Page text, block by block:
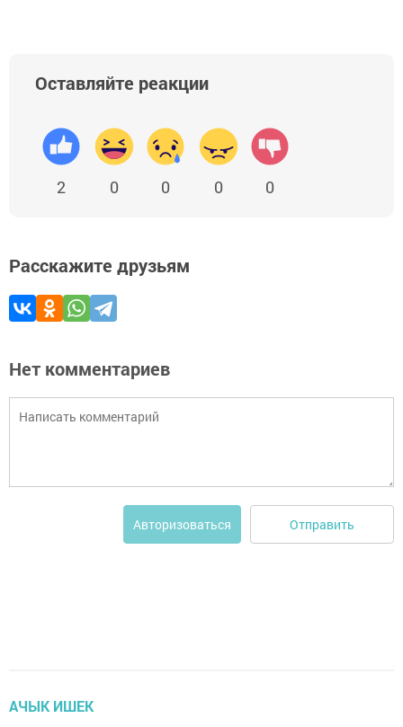
Оставляйте реакции
2 0 0 0 0
Расскажите друзьям
Нет комментариев
Авторизоваться Отправить
АЧЫК ИШЕК